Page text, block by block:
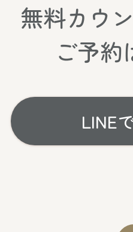
無料カウ
ご予約
LINE